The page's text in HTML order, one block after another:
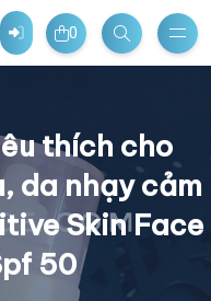
0
thích cho
da nhạy cảm
Skin Face
50